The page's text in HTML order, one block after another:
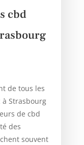
cbd
de tous les
Strasbourg
de cbd
des
souvent